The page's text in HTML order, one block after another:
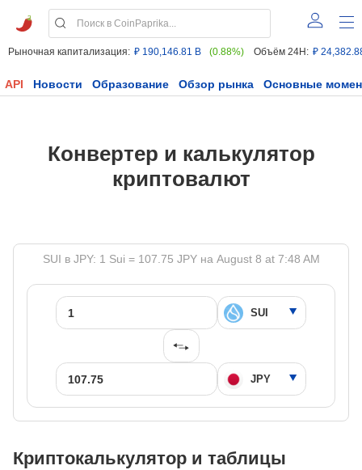
Рыночная капитализация: ₽ 190,146.81 B (0.88%) Объём 24H: ₽
API Новости Образование Обзор рынка Основные
Конвертер и калькулятор
криптовалют
SUI в JPY: 1 Sui = 107.75 JPY на August 8 at 7:48 AM
Криптокалькулятор и таблицы